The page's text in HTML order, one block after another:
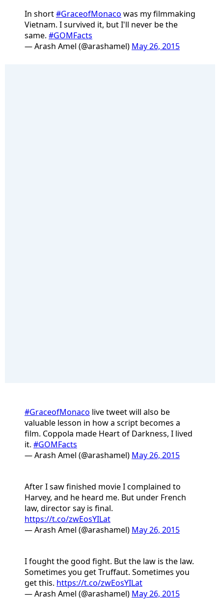
In short#GraceofMonaco was my filmmaking
Vietnam. I survived it, but I'll never be the
same. #GOMFacts
— Arash Amel (@arashamel) May 26, 2015
#GraceofMonaco live tweet will also be
valuable lesson in how a script becomes a
film. Coppola made Heart of Darkness, I lived
it. #GOMFacts
— Arash Amel (@arashamel) May 26, 2015
After I saw finished movie I complained to
Harvey, and he heard me. But under French
law, director say is final.
https://t.co/zwEosYILat
— Arash Amel (@arashamel) May 26, 2015
I fought the good fight. But the law is the law.
Sometimes you get Truffaut. Sometimes you
get this. https://t.co/zwEosYILat
— Arash Amel (@arashamel) May 26, 2015